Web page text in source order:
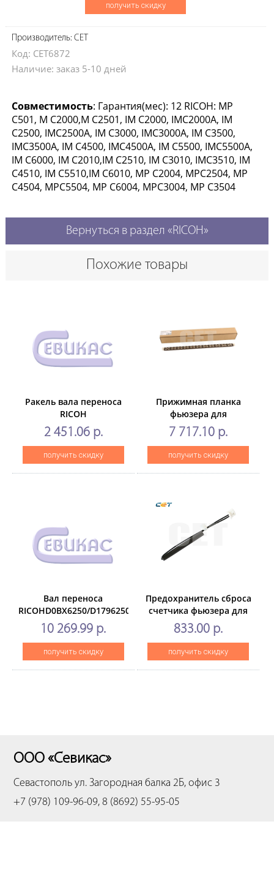
получить скидку
Производитель: CET
Код: CET6872
Наличие: заказ 5-10 дней
Совместимость: Гарантия(мес): 12 RICOH: MP
C501, M C2000,M C2501, IM C2000, IMC2000A, IM
C2500, IMC2500A, IM C3000, IMC3000A, IM C3500,
IMC3500A, IM C4500, IMC4500A, IM C5500, IMC5500A,
IM C6000, IM C2010,IM C2510, IM C3010, IMC3510, IM
C4510, IM C5510,IM C6010, MP C2004, MPC2504, MP
C4504, MPC5504, MP C6004, MPC3004, MP C3504
Вернуться в раздел «RICOH»
Похожие товары
Ракель вала переноса
RICOH
Pro8100/8125/C651/C7100/C7110/C751
(D0746265, D074-6265)
2 451.06 р.
получить скидку
Прижимная планка
фьюзера для
RICOHMPC2003/3003/3503/
(CET), CET6326
7 717.10 р.
получить скидку
Вал переноса
RICOHD0BX6250/D1796250/D0BX-
6250/D179-6250
10 269.99 р.
получить скидку
Предохранитель сброса
счетчика фьюзера для
RICOHMPC3003/3503/4503/
(CET), CET6344
833.00 р.
получить скидку
ООО «Севикас»
Севастополь ул. Загородная балка 2Б, офис 3
+7 (978) 109-96-09, 8 (8692) 55-95-05